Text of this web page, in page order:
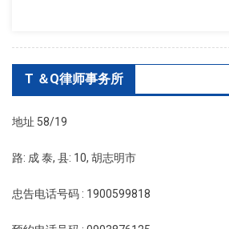
T ＆Q律师事务所
地址 58/19
路: 成 泰, 县: 10, 胡志明市
忠告电话号码 : 1900599818